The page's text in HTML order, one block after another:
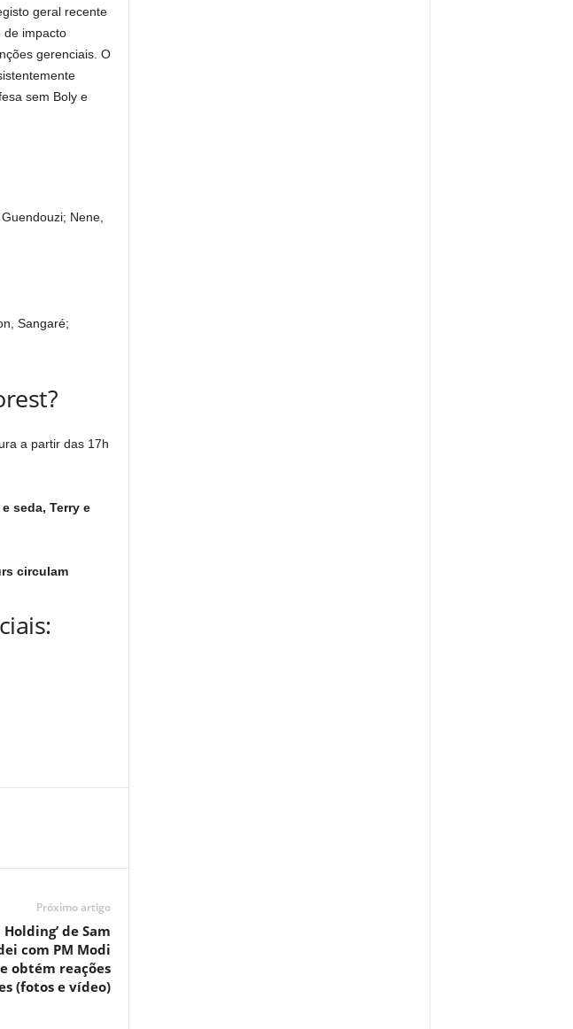
geral recente
de impacto
gerenciais. O
sem Boly e
Nene,
Sangaré;
a partir das 17h
seda, Terry e
circulam
Próximo artigo
de Sam
com PM Modi
obtém reações
(fotos e vídeo)